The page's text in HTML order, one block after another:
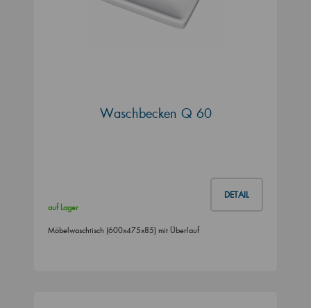
Waschbecken Q 60
DETAIL
auf Lager
Möbelwaschtisch (600x475x85) mit Überlauf